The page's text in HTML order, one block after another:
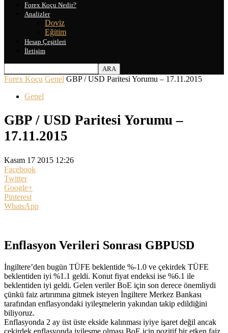
Forex Koçu Nedir?
Analizler
Doviz
Eğitim
Hesap Çeşitleri
İletişim
Forex Koçu Genel GBP / USD Paritesi Yorumu – 17.11.2015
Genel
GBP / USD Paritesi Yorumu –
17.11.2015
Kasım 17 2015 12:26
Facebook
Twitter
Google+
Pinterest
WhatsApp
Enflasyon Verileri Sonrası GBPUSD
İngiltere’den bugün TÜFE beklentide %-1.0 ve çekirdek TÜFE
beklentiden iyi %1.1 geldi. Konut fiyat endeksi ise %6.1 ile
beklentiden iyi geldi. Gelen veriler BoE için son derece önemliydi
çünkü faiz artırımına gitmek isteyen İngiltere Merkez Bankası
tarafından enflasyondaki iyileşmelerin yakından takip edildiğini
biliyoruz.
Enflasyonda 2 ay üst üste ekside kalınması iyiye işaret değil ancak
çekirdek enflasyonda iyileşme olması BoE için pozitif bir etken faiz